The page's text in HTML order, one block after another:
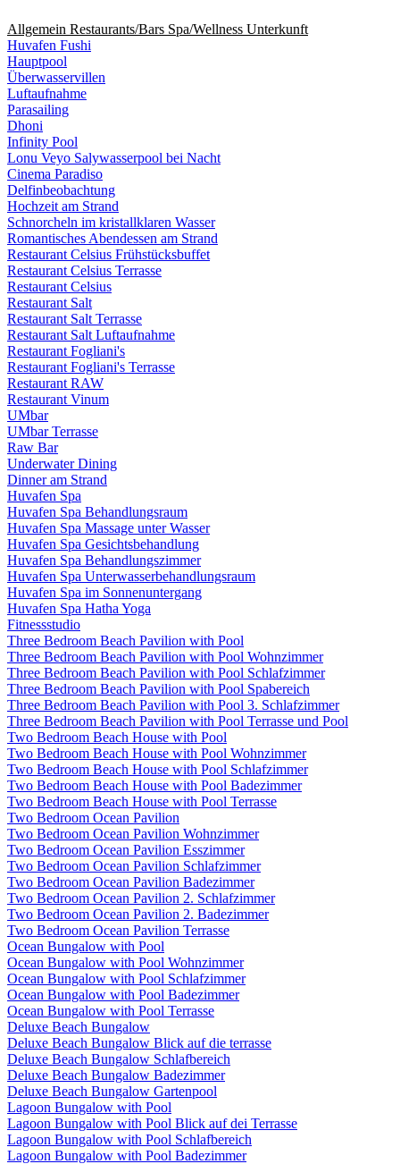
Allgemein Restaurants/Bars Spa/Wellness Unterkunft
Huvafen Fushi
Hauptpool
Überwasservillen
Luftaufnahme
Parasailing
Dhoni
Infinity Pool
Lonu Veyo Salywasserpool bei Nacht
Cinema Paradiso
Delfinbeobachtung
Hochzeit am Strand
Schnorcheln im kristallklaren Wasser
Romantisches Abendessen am Strand
Restaurant Celsius Frühstücksbuffet
Restaurant Celsius Terrasse
Restaurant Celsius
Restaurant Salt
Restaurant Salt Terrasse
Restaurant Salt Luftaufnahme
Restaurant Fogliani's
Restaurant Fogliani's Terrasse
Restaurant RAW
Restaurant Vinum
UMbar
UMbar Terrasse
Raw Bar
Underwater Dining
Dinner am Strand
Huvafen Spa
Huvafen Spa Behandlungsraum
Huvafen Spa Massage unter Wasser
Huvafen Spa Gesichtsbehandlung
Huvafen Spa Behandlungszimmer
Huvafen Spa Unterwasserbehandlungsraum
Huvafen Spa im Sonnenuntergang
Huvafen Spa Hatha Yoga
Fitnessstudio
Three Bedroom Beach Pavilion with Pool
Three Bedroom Beach Pavilion with Pool Wohnzimmer
Three Bedroom Beach Pavilion with Pool Schlafzimmer
Three Bedroom Beach Pavilion with Pool Spabereich
Three Bedroom Beach Pavilion with Pool 3. Schlafzimmer
Three Bedroom Beach Pavilion with Pool Terrasse und Pool
Two Bedroom Beach House with Pool
Two Bedroom Beach House with Pool Wohnzimmer
Two Bedroom Beach House with Pool Schlafzimmer
Two Bedroom Beach House with Pool Badezimmer
Two Bedroom Beach House with Pool Terrasse
Two Bedroom Ocean Pavilion
Two Bedroom Ocean Pavilion Wohnzimmer
Two Bedroom Ocean Pavilion Esszimmer
Two Bedroom Ocean Pavilion Schlafzimmer
Two Bedroom Ocean Pavilion Badezimmer
Two Bedroom Ocean Pavilion 2. Schlafzimmer
Two Bedroom Ocean Pavilion 2. Badezimmer
Two Bedroom Ocean Pavilion Terrasse
Ocean Bungalow with Pool
Ocean Bungalow with Pool Wohnzimmer
Ocean Bungalow with Pool Schlafzimmer
Ocean Bungalow with Pool Badezimmer
Ocean Bungalow with Pool Terrasse
Deluxe Beach Bungalow
Deluxe Beach Bungalow Blick auf die terrasse
Deluxe Beach Bungalow Schlafbereich
Deluxe Beach Bungalow Badezimmer
Deluxe Beach Bungalow Gartenpool
Lagoon Bungalow with Pool
Lagoon Bungalow with Pool Blick auf dei Terrasse
Lagoon Bungalow with Pool Schlafbereich
Lagoon Bungalow with Pool Badezimmer